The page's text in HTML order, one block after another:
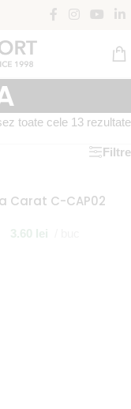
toate cele 13 rezultate
Filtre
Carat C-CAP02
3.60 lei